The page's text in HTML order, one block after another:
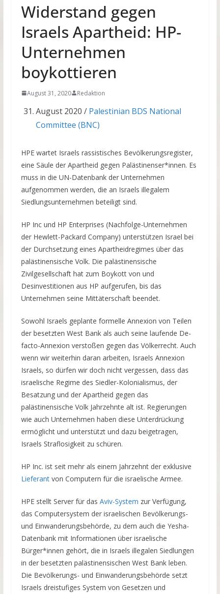
Widerstand gegen
Israels Apartheid: HP-
Unternehmen
boykottieren
August 31, 2020 Redaktion
August 2020 / Palestinian BDS National
Committee (BNC)
HPE wartet Israels rassistisches Bevölkerungsregister,
eine Säule der Apartheid gegen Palästinenser*innen. Es
muss in die UN-Datenbank der Unternehmen
aufgenommen werden, die an Israels illegalem
Siedlungsunternehmen beteiligt sind.
HP Inc und HP Enterprises (Nachfolge-Unternehmen
der Hewlett-Packard Company) unterstützen Israel bei
der Durchsetzung eines Apartheidregimes über das
palästinensische Volk. Die palästinensische
Zivilgesellschaft hat zum Boykott von und
Desinvestitionen aus HP aufgerufen, bis das
Unternehmen seine Mittäterschaft beendet.
Sowohl Israels geplante formelle Annexion von Teilen
der besetzten West Bank als auch seine laufende De-
facto-Annexion verstoßen gegen das Völkerrecht. Auch
wenn wir weiterhin daran arbeiten, Israels Annexion
Israels, so dürfen wir doch nicht vergessen, dass das
israelische Regime des Siedler-Kolonialismus, der
Besatzung und der Apartheid gegen das
palästinensische Volk Jahrzehnte alt ist. Regierungen
wie auch Unternehmen haben diese Unterdrückung
ermöglicht und unterstützt und dazu beigetragen,
Israels Straflosigkeit zu schüren.
HP Inc. ist seit mehr als einem Jahrzehnt der exklusive
Lieferantvon Computern für die israelische Armee.
HPE stellt Server für das Aviv-System zur Verfügung,
das Computersystem der israelischen Bevölkerungs-
und Einwanderungsbehörde, zu dem auch die Yesha-
Datenbank mit Informationen über israelische
Bürger*innen gehört, die in Israels illegalen Siedlungen
in der besetzten palästinensischen West Bank leben.
Die Bevölkerungs- und Einwanderungsbehörde setzt
Israels dreistufiges System von Gesetzen und